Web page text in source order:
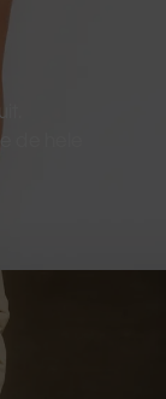
de hele